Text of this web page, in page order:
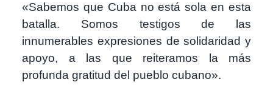
«Sabemos que Cuba no está sola en esta
batalla. Somos testigos de las
innumerables expresiones de solidaridad y
apoyo, a las que reiteramos la más
profunda gratitud del pueblo cubano».